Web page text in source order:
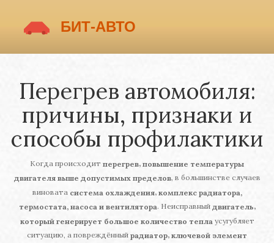
Перегрев автомобиля:
причины, признаки и
способы профилактики
Когда происходит перегрев, повышение температуры
двигателя выше допустимых пределов, в большинстве случаев
виновата система охлаждения, комплекс радиатора,
термостата, насоса и вентилятора. Неисправный двигатель,
который генерирует большое количество тепла усугубляет
ситуацию, а повреждённый радиатор, ключевой элемент